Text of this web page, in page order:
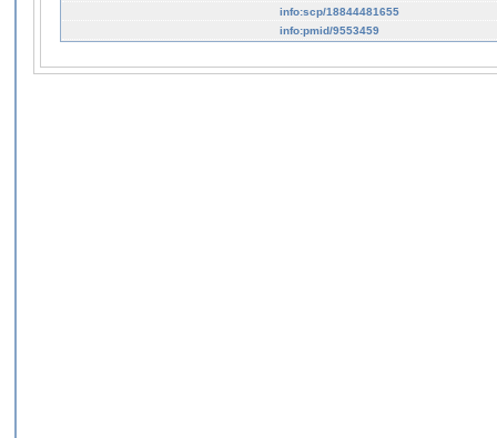
info:scp/18844481655
info:pmid/9553459